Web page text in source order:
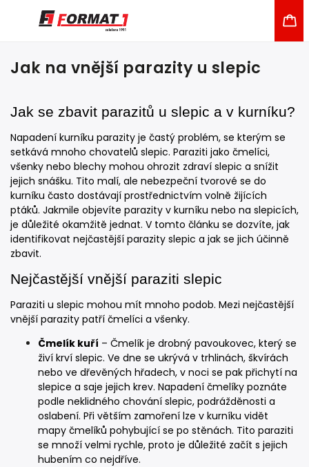
Jak na vnější parazity u slepic
Jak se zbavit parazitů u slepic a v kurníku?
Napadení kurníku parazity je častý problém, se kterým se
setkává mnoho chovatelů slepic. Paraziti jako čmelíci,
všenky nebo blechy mohou ohrozit zdraví slepic a snížit
jejich snášku. Tito malí, ale nebezpeční tvorové se do
kurníku často dostávají prostřednictvím volně žijících
ptáků. Jakmile objevíte parazity v kurníku nebo na slepicích,
je důležité okamžitě jednat. V tomto článku se dozvíte, jak
identifikovat nejčastější parazity slepic a jak se jich účinně
zbavit.
Nejčastější vnější paraziti slepic
Paraziti u slepic mohou mít mnoho podob. Mezi nejčastější
vnější parazity patří čmelíci a všenky.
Čmelík kuří – Čmelík je drobný pavoukovec, který se
živí krví slepic. Ve dne se ukrývá v trhlinách, škvírách
nebo ve dřevěných hřadech, v noci se pak přichytí na
slepice a saje jejich krev. Napadení čmelíky poznáte
podle neklidného chování slepic, podrážděnosti a
oslabení. Při větším zamoření lze v kurníku vidět
mapy čmelíků pohybující se po stěnách. Tito paraziti
se množí velmi rychle, proto je důležité začít s jejich
hubením co nejdříve.